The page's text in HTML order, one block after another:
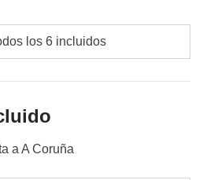
antes se creía que se
los 6 incluidos
a A Coruña